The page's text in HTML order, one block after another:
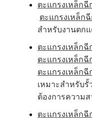
ตะแกรงเหล็กฉี
ตะแกรงเหล็กฉี
สำหรับงานตกแ
ตะแกรงเหล็กฉี
ตะแกรงเหล็กฉี
ตะแกรงเหล็กฉี
เหมาะสำหรับ
ต้องการความส
ตะแกรงเหล็กฉี